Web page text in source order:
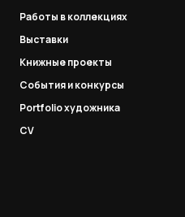
Работы в коллекциях
Выставки
Книжные проекты
События и конкурсы
Portfolioхудожника
CV